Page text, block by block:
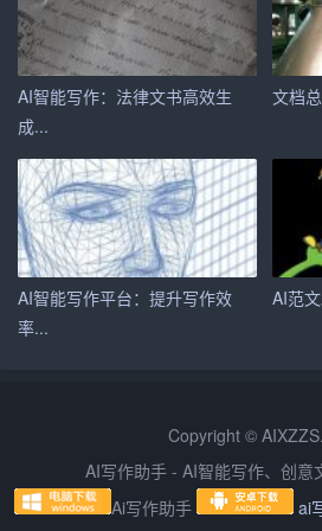
六、培训组织与管理
1. 学校成立校本培训领导小组，负
划、组织实施和监督管理。
2. 学校教务处负责校本培训的具体
训活动的顺利进行。
3. 各部门、各年级组要积极配合，
训。
4. 学校对参加校本培训的教师给予
1. 每次培训结束后，教务处要及时
AI智能写作：法律文书高效生
成...
文档
AI智能写作平台：提升写作效
率...
AI范
Copyright ©
AI写作助手 - AI智能写作、创意
Ai写作助手
ai